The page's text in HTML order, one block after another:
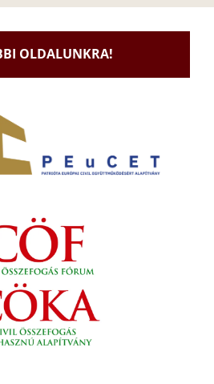
OLDALUNKRA!